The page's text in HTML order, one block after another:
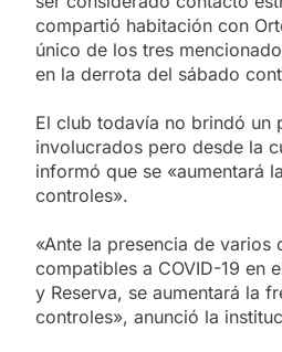
compartió habitación con
único de los tres
en la derrota del sábado
El club todavía no brindó un
involucrados pero desde la
informó que se «aumentará
controles».
«Ante la presencia de varios
compatibles a COVID-19 en
y Reserva, se aumentará la
controles», anunció la